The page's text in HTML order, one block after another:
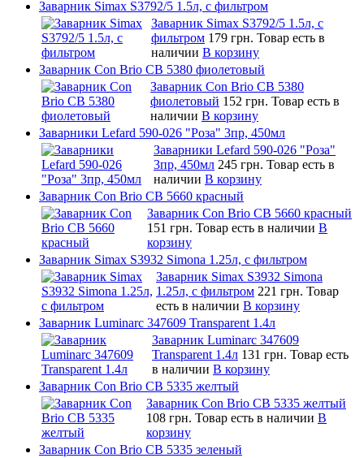
Заварник Simax S3792/5 1.5л, с фильтром
Заварник Simax S3792/5 1.5л, с
фильтром 179 грн. Товар есть в
наличии В корзину
Заварник Con Brio CB 5380 фиолетовый
Заварник Con Brio CB 5380
фиолетовый 152 грн. Товар есть в
наличии В корзину
Заварники Lefard 590-026 "Роза" 3пр, 450мл
Заварники Lefard 590-026 "Роза"
3пр, 450мл 245 грн. Товар есть в
наличии В корзину
Заварник Con Brio CB 5660 красный
Заварник Con Brio CB 5660 красный
151 грн. Товар есть в наличии В
корзину
Заварник Simax S3932 Simona 1.25л, c фильтром
Заварник Simax S3932 Simona
1.25л, c фильтром 221 грн. Товар
есть в наличии В корзину
Заварник Luminarc 347609 Transparent 1.4л
Заварник Luminarc 347609
Transparent 1.4л 131 грн. Товар есть
в наличии В корзину
Заварник Con Brio CB 5335 желтый
Заварник Con Brio CB 5335 желтый
108 грн. Товар есть в наличии В
корзину
Заварник Con Brio CB 5335 зеленый